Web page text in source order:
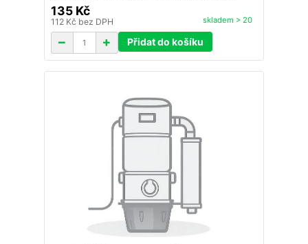
135 Kč
112 Kč bez DPH skladem > 20
Přidat do košíku